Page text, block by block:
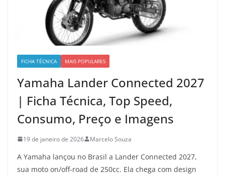
FICHA TÉCNICA MAIS POPULARES
Yamaha Lander Connected 2027
| Ficha Técnica, Top Speed,
Consumo, Preço e Imagens
19 de janeiro de 2026 Marcelo Souza
A Yamaha lançou no Brasil a Lander Connected 2027,
sua moto on/off-road de 250cc. Ela chega com design